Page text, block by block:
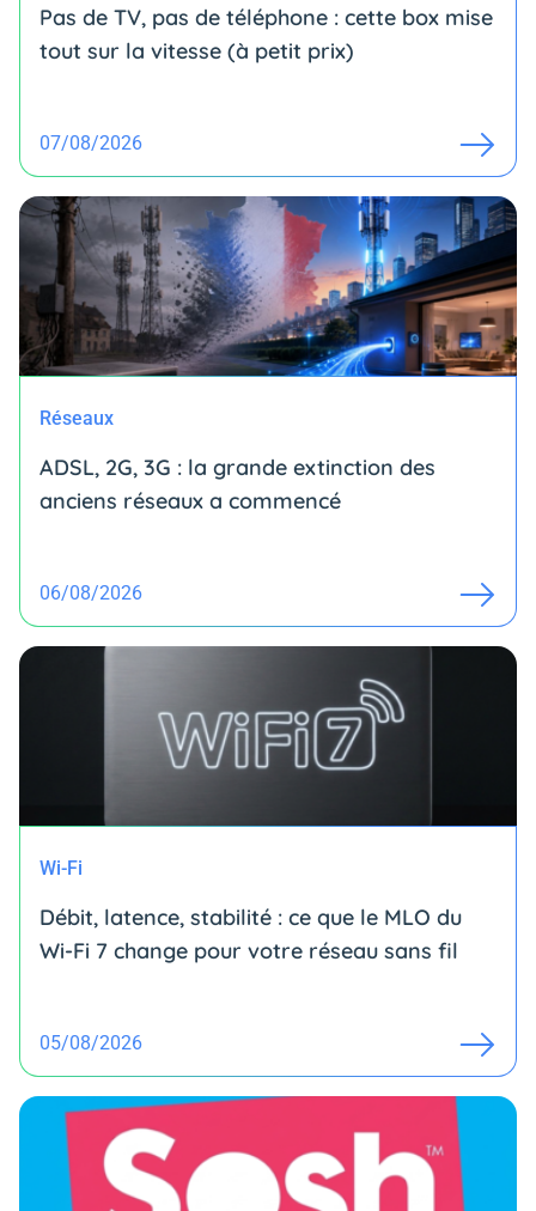
Pas de TV, pas de téléphone : cette box mise
tout sur la vitesse (à petit prix)
07/08/2026
Réseaux
ADSL, 2G, 3G : la grande extinction des
anciens réseaux a commencé
06/08/2026
Wi-Fi
Débit, latence, stabilité : ce que le MLO du
Wi-Fi 7 change pour votre réseau sans fil
05/08/2026